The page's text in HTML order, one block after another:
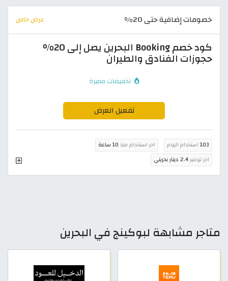
خصومات إضافية حتى 20% عرض خاص
كود خصم Booking البحرين يصل إلى 20%
حجوزات الفنادق والطيران
تخفيضات مميزة
تفعيل العرض
103 استخدام اليوم اخر استخدام منذ 10 ساعة
اخر توفير2.4 دينار بحريني
متاجر مشابهة لبوكينج في البحرين